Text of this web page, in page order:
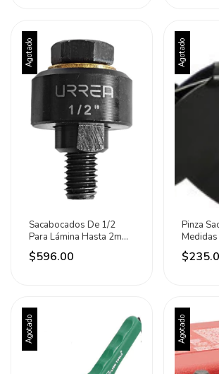
Agotado
Sacabocados De 1/2
Para Lámina Hasta 2mm
Marca Urrea
$596.00
Agotado
Pinza
Medidas
Plastico
Agotado Agotado